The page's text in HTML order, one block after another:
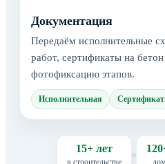
Документация
Передаём исполнительные
работ, сертификаты на
фотофиксацию этапов.
Исполнительная
15+ лет
в строительстве